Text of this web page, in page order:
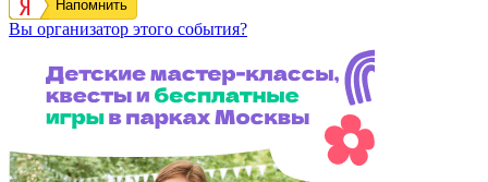
Напомнить
Вы организатор этого события?